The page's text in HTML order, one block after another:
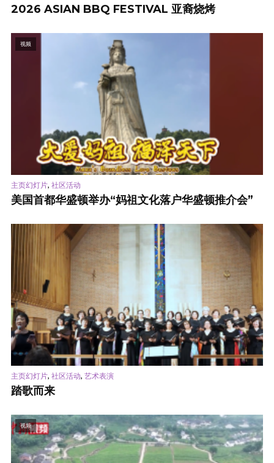
2026 ASIAN BBQ FESTIVAL 亚裔烧烤
视频
主页幻灯片, 社区活动
美国首都华盛顿举办“妈祖文化落户华盛顿推介会”
主页幻灯片, 社区活动, 艺术表演
踏歌而来
视频